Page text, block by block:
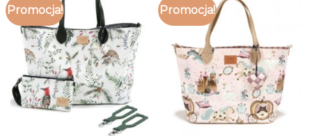
Promocja! Promocja!